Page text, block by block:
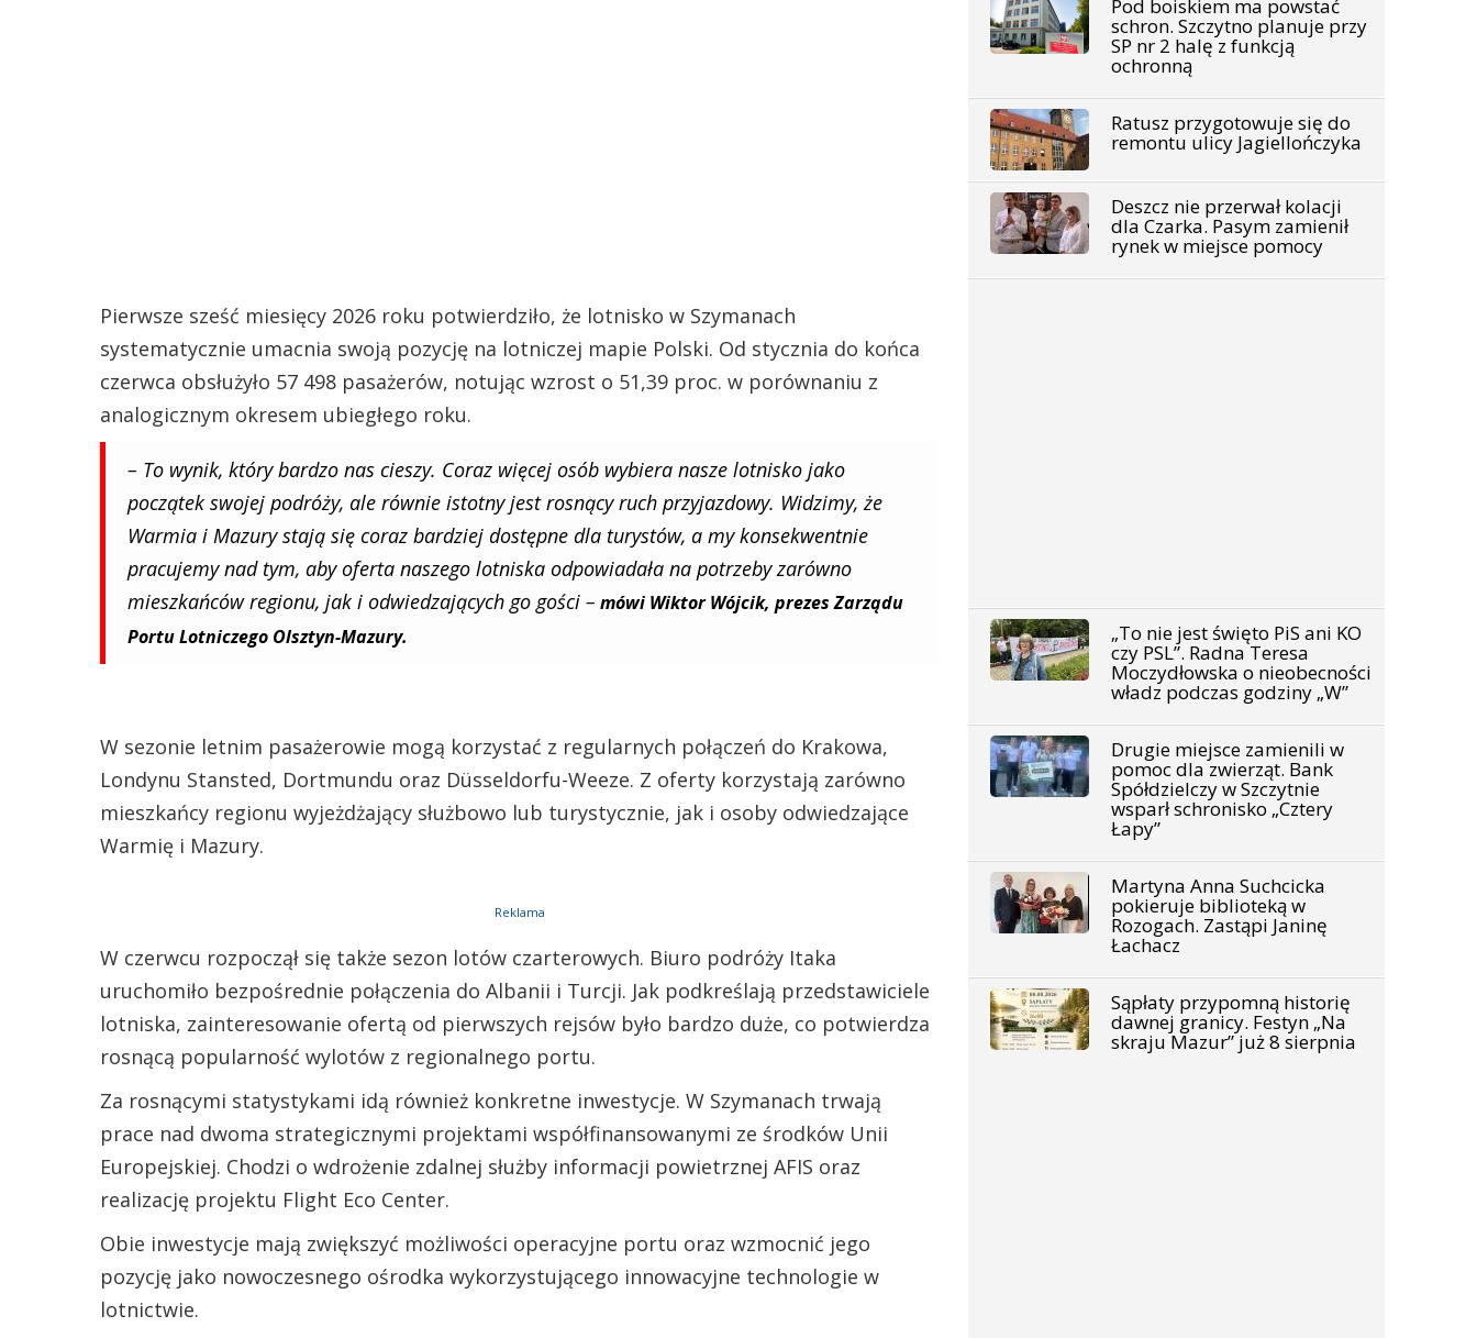
Pierwsze sześć miesięcy 2026 roku potwierdziło, że lotnisko w Szymanach
systematycznie umacnia swoją pozycję na lotniczej mapie Polski. Od stycznia do końca
czerwca obsłużyło 57 498 pasażerów, notując wzrost o 51,39 proc. w porównaniu z
analogicznym okresem ubiegłego roku.
– To wynik, który bardzo nas cieszy. Coraz więcej osób wybiera nasze lotnisko jako
początek swojej podróży, ale równie istotny jest rosnący ruch przyjazdowy. Widzimy, że
Warmia i Mazury stają się coraz bardziej dostępne dla turystów, a my konsekwentnie
pracujemy nad tym, aby oferta naszego lotniska odpowiadała na potrzeby zarówno
mieszkańców regionu, jak i odwiedzających go gości – mówi Wiktor Wójcik, prezes Zarządu
Portu Lotniczego Olsztyn-Mazury.
W sezonie letnim pasażerowie mogą korzystać z regularnych połączeń do Krakowa,
Londynu Stansted, Dortmundu oraz Düsseldorfu-Weeze. Z oferty korzystają zarówno
mieszkańcy regionu wyjeżdżający służbowo lub turystycznie, jak i osoby odwiedzające
Warmię i Mazury.
Reklama
W czerwcu rozpoczął się także sezon lotów czarterowych. Biuro podróży Itaka
uruchomiło bezpośrednie połączenia do Albanii i Turcji. Jak podkreślają przedstawiciele
lotniska, zainteresowanie ofertą od pierwszych rejsów było bardzo duże, co potwierdza
rosnącą popularność wylotów z regionalnego portu.
Za rosnącymi statystykami idą również konkretne inwestycje. W Szymanach trwają
prace nad dwoma strategicznymi projektami współfinansowanymi ze środków Unii
Europejskiej. Chodzi o wdrożenie zdalnej służby informacji powietrznej AFIS oraz
realizację projektu Flight Eco Center.
Obie inwestycje mają zwiększyć możliwości operacyjne portu oraz wzmocnić jego
pozycję jako nowoczesnego ośrodka wykorzystującego innowacyjne technologie w
lotnictwie.
Pod boiskiem ma powstać
schron. Szczytno planuje przy
SP nr 2 halę z funkcją
ochronną
Ratusz przygotowuje się do
remontu ulicy Jagiellończyka
Deszcz nie przerwał kolacji
dla Czarka. Pasym zamienił
rynek w miejsce pomocy
„To nie jest święto PiS ani KO
czy PSL”. Radna Teresa
Moczydłowska o nieobecności
władz podczas godziny „W”
Drugie miejsce zamienili w
pomoc dla zwierząt. Bank
Spółdzielczy w Szczytnie
wsparł schronisko „Cztery
Łapy”
Martyna Anna Suchcicka
pokieruje biblioteką w
Rozogach. Zastąpi Janinę
Łachacz
Sąpłaty przypomną historię
dawnej granicy. Festyn „Na
skraju Mazur” już 8 sierpnia